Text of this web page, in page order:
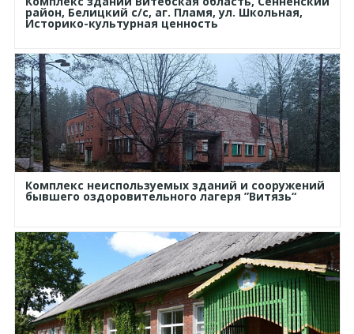
район, Белицкий с/с, аг. Пламя, ул. Школьная,
Историко-культурная ценность
Комплекс неиспользуемых зданий и сооружений
бывшего оздоровительного лагеря ”Витязь“